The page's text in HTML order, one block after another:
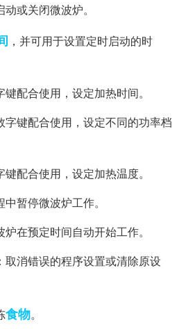
或关闭微波炉。
，并可用于设置定时启动的时
配合使用，设定加热时间。
字键配合使用，设定不同的功率档
配合使用，设定加热温度。
暂停微波炉工作。
在预定时间自动开始工作。
取消错误的程序设置或清除原设
食物。